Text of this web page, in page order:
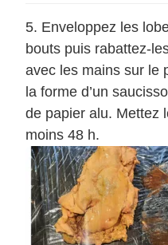
Enveloppez les
bouts puis rabattez-
avec les mains sur le
la forme d’un
de papier alu. Mettez
moins 48 h.